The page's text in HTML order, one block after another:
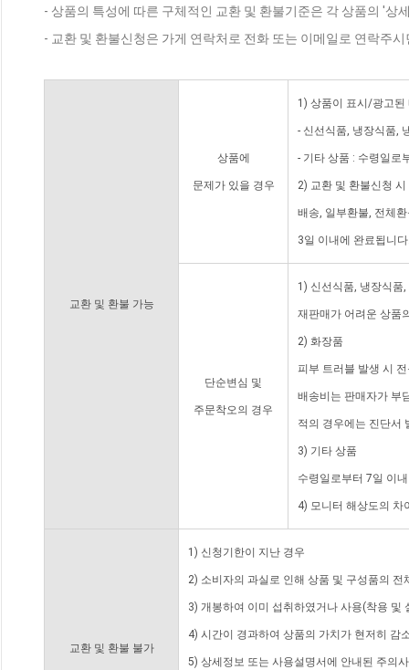
- 상품의 특성에 따른 구체적인 교환 및 환불기준은 각 상품의 '상
- 교환 및 환불신청은 가게 연락처로 전화 또는 이메일로 연락주
교환 및 환불 가능
상품에
문제가 있을 경우
1) 상품이 표시/광고된
- 신선식품, 냉장식품,
- 기타 상품 : 수령일로
2) 교환 및 환불신청
배송, 일부환불, 전체
3일 이내에 완료됩니
단순변심 및
주문착오의 경우
1) 신선식품, 냉장식품
재판매가 어려운 상품
2) 화장품
피부 트러블 발생 시
배송비는 판매자가 부
적의 경우에는 진단서
3) 기타 상품
수령일로부터 7일 이
4) 모니터 해상도의 차
교환 및 환불 불가
1) 신청기한이 지난 경우
2) 소비자의 과실로 인해 상품 및 구성품의
3) 개봉하여 이미 섭취하였거나 사용(착용 및
4) 시간이 경과하여 상품의 가치가 현저히 감
5) 상세정보 또는 사용설명서에 안내된 주의